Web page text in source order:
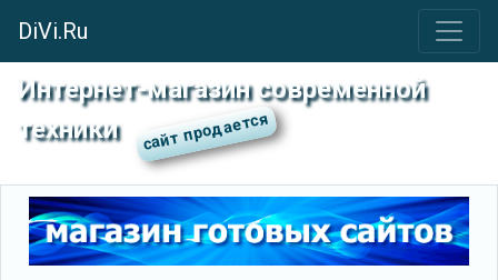
DiVi.Ru
Интернет-магазин современной
техники